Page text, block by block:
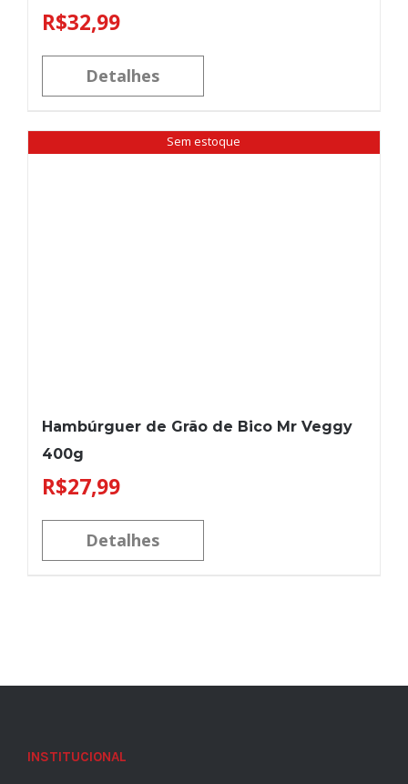
R$32,99
Detalhes
Sem estoque
Hambúrguer de Grão de Bico Mr Veggy
400g
R$27,99
Detalhes
INSTITUCIONAL